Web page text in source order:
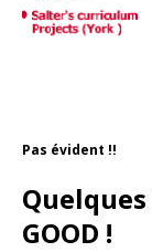
Pas évident !!
GOOD !